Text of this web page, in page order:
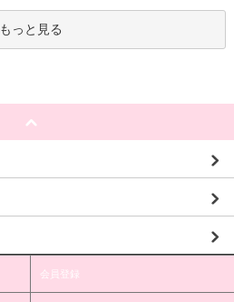
もっと見る
会員登録